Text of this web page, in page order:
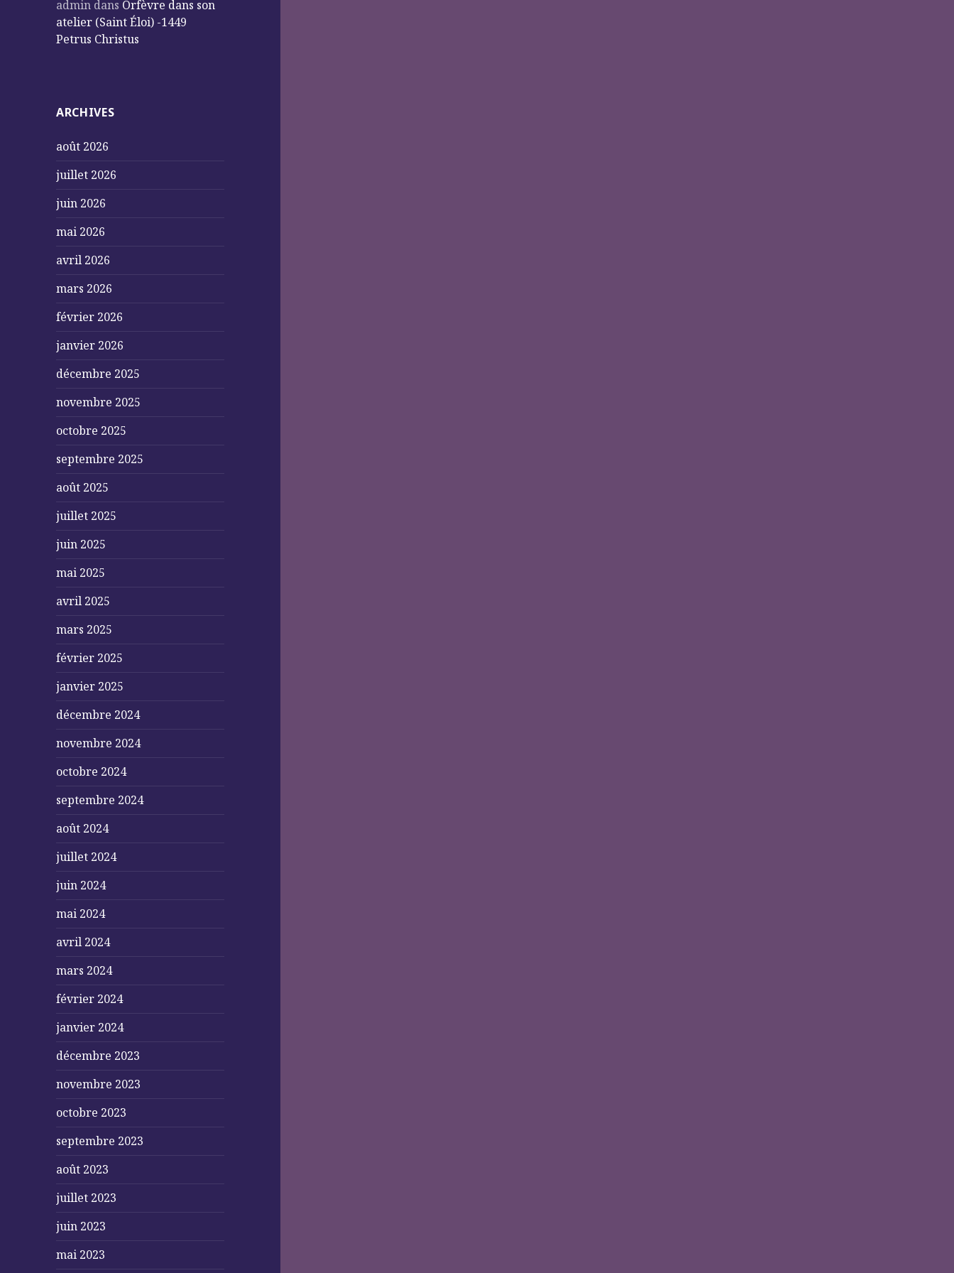
admin dans Orfèvre dans son
atelier (Saint Éloi) -1449
Petrus Christus
ARCHIVES
août 2026
juillet 2026
juin 2026
mai 2026
avril 2026
mars 2026
février 2026
janvier 2026
décembre 2025
novembre 2025
octobre 2025
septembre 2025
août 2025
juillet 2025
juin 2025
mai 2025
avril 2025
mars 2025
février 2025
janvier 2025
décembre 2024
novembre 2024
octobre 2024
septembre 2024
août 2024
juillet 2024
juin 2024
mai 2024
avril 2024
mars 2024
février 2024
janvier 2024
décembre 2023
novembre 2023
octobre 2023
septembre 2023
août 2023
juillet 2023
juin 2023
mai 2023